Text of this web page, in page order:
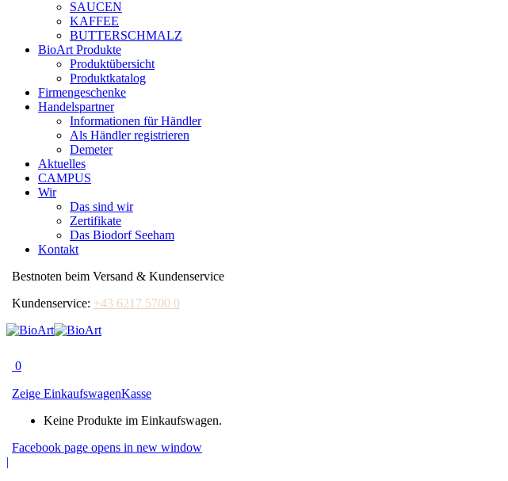
SAUCEN
KAFFEE
BUTTERSCHMALZ
BioArt Produkte
Produktübersicht
Produktkatalog
Firmengeschenke
Handelspartner
Informationen für Händler
Als Händler registrieren
Demeter
Aktuelles
CAMPUS
Wir
Das sind wir
Zertifikate
Das Biodorf Seeham
Kontakt
Bestnoten beim Versand & Kundenservice
Kundenservice: +43 6217 5700 0
0
Zeige EinkaufswagenKasse
Keine Produkte im Einkaufswagen.
Facebook page opens in new window
|